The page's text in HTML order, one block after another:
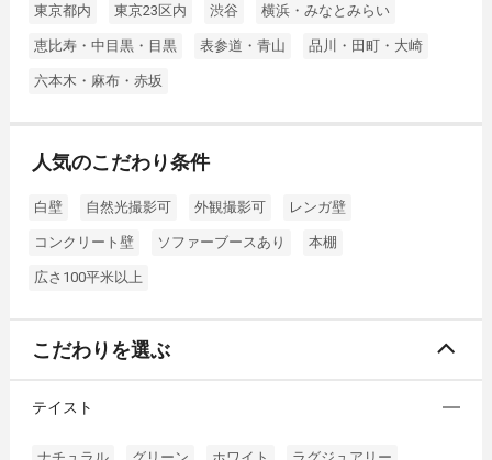
東京都内 東京23区内 渋谷 横浜・みなとみらい
恵比寿・中目黒・目黒 表参道・青山 品川・田町・大崎
六本木・麻布・赤坂
人気のこだわり条件
白壁 自然光撮影可 外観撮影可 レンガ壁
コンクリート壁 ソファーブースあり 本棚
広さ100平米以上
こだわりを選ぶ
テイスト